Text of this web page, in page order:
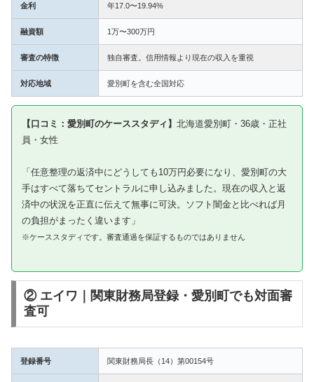
金利 年17.0〜19.94%
融資額 1万〜300万円
審査の特徴 独自審査。信用情報より現在の収入を重視
対応地域 愛別町を含む全国対応
【口コミ：愛別町のケーススタディ】 北海道愛別町・36歳・正社
員・女性
「任意整理の返済中にどうしても10万円必要になり、愛別町の大
手はすべて落ちてセントラルに申し込みました。現在の収入と返
済中の状況を正直に伝えて無事に可決。ソフト闇金と比べれば月
の負担がまったく違います」
※ケーススタディです。審査通過を保証するものではありません
② エイワ｜関東財務局登録・愛別町でも対面審
査可
登録番号 関東財務局長（14）第00154号